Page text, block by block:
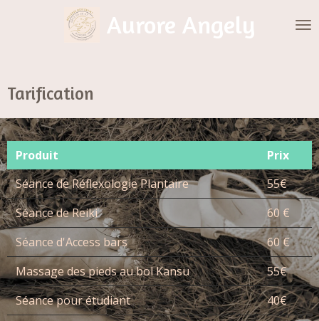
Aurore Angely
Tarification
Produit
Prix
Séance de Réflexologie Plantaire
55€
Séance de Reiki
60 €
Séance d'Access bars
60 €
Massage des pieds au bol Kansu
55€
Séance pour étudiant
40€